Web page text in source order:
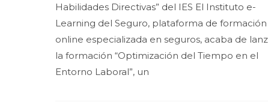
Habilidades Directivas” del IES El Instituto e-
Learning del Seguro, plataforma de formación
online especializada en seguros, acaba de
la formación “Optimización del Tiempo en el
Entorno Laboral”, un